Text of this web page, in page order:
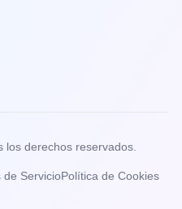
derechos reservados.
de ServicioPolítica de Cookies